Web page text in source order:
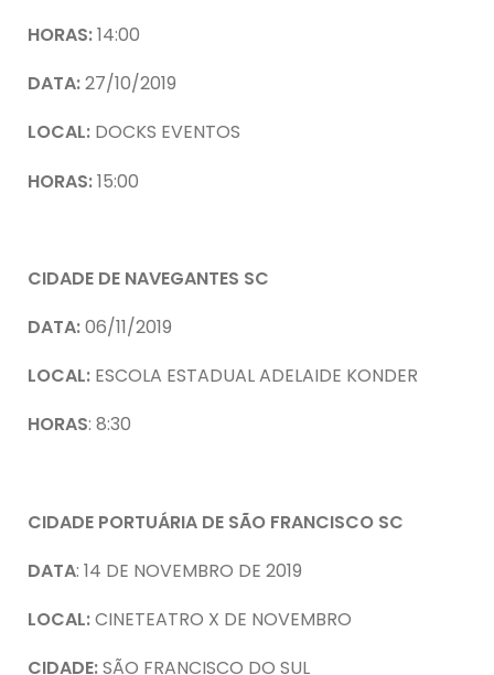
HORAS:14:00
DATA:27/10/2019
LOCAL: DOCKS EVENTOS
HORAS:15:00
CIDADE DE NAVEGANTES SC
DATA:06/11/2019
LOCAL: ESCOLA ESTADUAL ADELAIDE KONDER
HORAS: 8:30
CIDADE PORTUÁRIA DE SÃO FRANCISCO SC
DATA: 14 DE NOVEMBRO DE 2019
LOCAL:CINETEATRO X DE NOVEMBRO
CIDADE:SÃO FRANCISCO DO SUL